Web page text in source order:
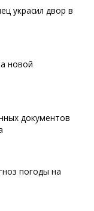
украсил двор в
новой
документов
погоды на